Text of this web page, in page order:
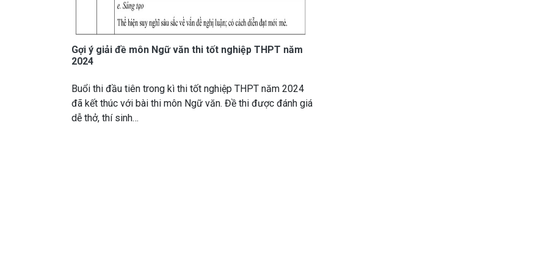
Gợi ý giải đề môn Ngữ văn thi tốt nghiệp THPT năm
2024
Buổi thi đầu tiên trong kì thi tốt nghiệp THPT năm 2024
đã kết thúc với bài thi môn Ngữ văn. Đề thi được đánh giá
dễ thở, thí sinh…